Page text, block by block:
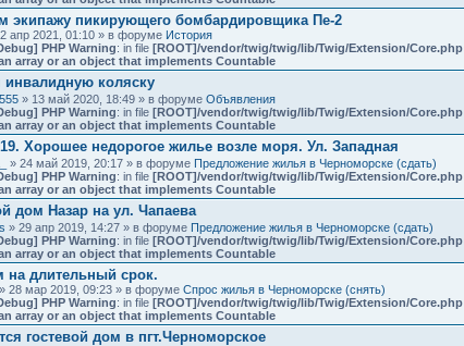
экипажу пикирующего бомбардировщика Пе-2
апр 2021, 01:10 » в форуме История
PHP Warning: in file [ROOT]/vendor/twig/twig/lib/Twig/Extension/Core.php
array or an object that implements Countable
инвалидную коляску
» 13 май 2020, 18:49 » в форуме Объявления
PHP Warning: in file [ROOT]/vendor/twig/twig/lib/Twig/Extension/Core.php
array or an object that implements Countable
Хорошее недорогое жилье возле моря. Ул. Западная
» 24 май 2019, 20:17 » в форуме Предложение жилья в Черноморске (сдать)
PHP Warning: in file [ROOT]/vendor/twig/twig/lib/Twig/Extension/Core.php
array or an object that implements Countable
дом Назар на ул. Чапаева
» 29 апр 2019, 14:27 » в форуме Предложение жилья в Черноморске (сдать)
PHP Warning: in file [ROOT]/vendor/twig/twig/lib/Twig/Extension/Core.php
array or an object that implements Countable
на длительный срок.
» 28 мар 2019, 09:23 » в форуме Спрос жилья в Черноморске (снять)
PHP Warning: in file [ROOT]/vendor/twig/twig/lib/Twig/Extension/Core.php
array or an object that implements Countable
гостевой дом в пгт.Черноморское